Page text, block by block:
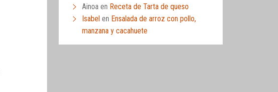
Ainoa en Receta de Tarta de queso
Isabel en Ensalada de arroz con pollo,
manzana y cacahuete